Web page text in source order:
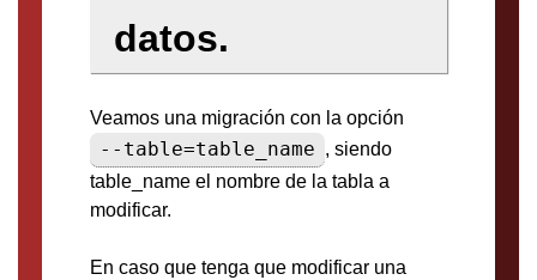
datos.
Veamos una migración con la opción
--table=table_name , siendo
table_name el nombre de la tabla a
modificar.
En caso que tenga que modificar una